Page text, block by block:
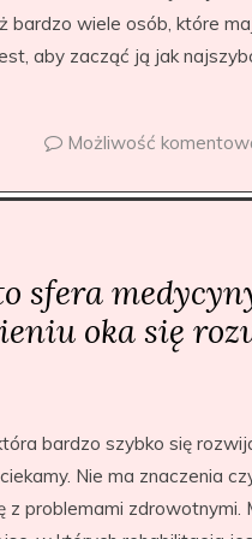
bardzo wiele osób, które
aby zacząć ją jak
Możliwość
sfera
oka się
bardzo szybko się
Nie ma znaczenia
problemami zdrowotnymi.